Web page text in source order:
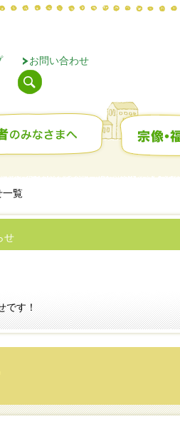
お問い合わせ
一覧
せ
です！